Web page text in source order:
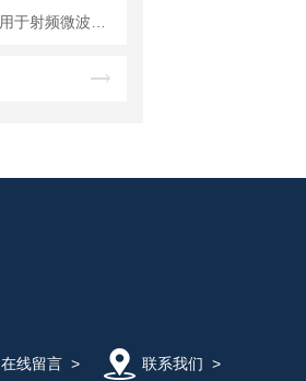
在线留言> 联系我们 >